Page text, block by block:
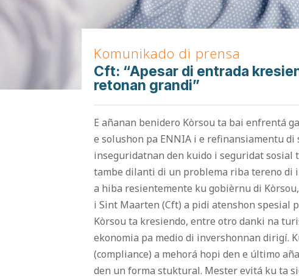
Komunikado di prensa
Cft: “Apesar di entrada
retonan grandi”
E añanan benidero Kòrsou ta bai enfrentá
e solushon pa ENNIA i e refinansiamentu di
inseguridatnan den kuido i seguridat sosial
tambe dilanti di un problema riba tereno di
a hiba resientemente ku gobièrnu di
i Sint Maarten (Cft) a pidi atenshon spesial
Kòrsou ta kresiendo, entre otro danki na
ekonomia pa medio di invershonnan dirigí.
(compliance) a mehorá hopi den e último
den un forma stuktural. Mester evitá ku ta